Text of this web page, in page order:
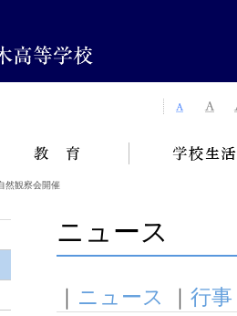
観察会開催
ニュース
ニュース 行事